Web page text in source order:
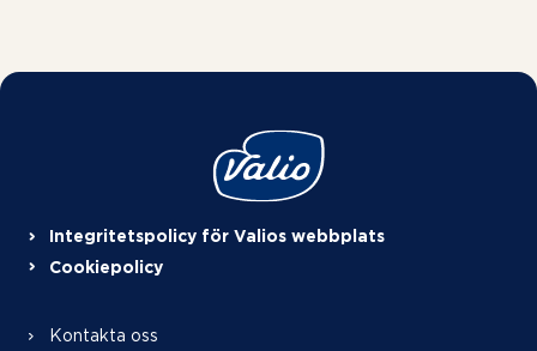
Integritetspolicy för Valios webbplats
Cookiepolicy
Kontakta oss